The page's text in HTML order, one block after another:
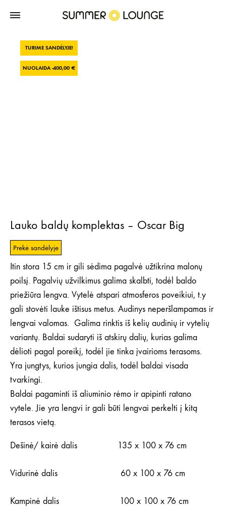
TURIME SANDĖLYJE!
NUOLAIDA -400,00 €
Lauko baldų komplektas – Oscar Big
Prekė sandėlyje
Itin stora 15 cm ir gili sėdima pagalvė užtikrina malonų
poilsį. Pagalvių užvilkimus galima skalbti, todėl baldo
priežiūra lengva. Vytelė atspari atmosferos poveikiui, t.y
gali stovėti lauke ištisus metus. Audinys neperšlampamas ir
lengvai valomas. Galima rinktis iš kelių audinių ir vytelių
variantų. Baldai sudaryti iš atskirų dalių, kurias galima
dėlioti pagal poreikį, todėl jie tinka įvairioms terasoms.
Yra jungtys, kurios jungia dalis, todėl baldai visada
tvarkingi.
Baldai pagaminti iš aliuminio rėmo ir apipinti ratano
vytele. Jie yra lengvi ir gali būti lengvai perkelti į kitą
terasos vietą.
Dešinė/ kairė dalis 135 x 100 x 76 cm
Vidurinė dalis 60 x 100 x 76 cm
Kampinė dalis 100 x 100 x 76 cm